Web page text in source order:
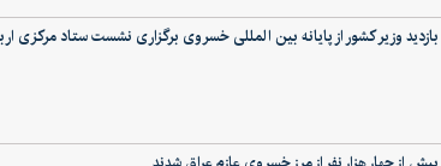
بازدید وزیر کشور از پایانه بین المللی خسروی برگزاری نشست ستاد مرکزی